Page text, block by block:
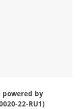
powered by
22-RU1)